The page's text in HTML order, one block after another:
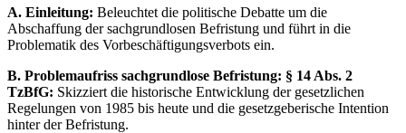
A. Einleitung: Beleuchtet die politische Debatte um die
Abschaffung der sachgrundlosen Befristung und führt in die
Problematik des Vorbeschäftigungsverbots ein.
B. Problemaufriss sachgrundlose Befristung: § 14 Abs. 2
TzBfG: Skizziert die historische Entwicklung der gesetzlichen
Regelungen von 1985 bis heute und die gesetzgeberische Intention
hinter der Befristung.